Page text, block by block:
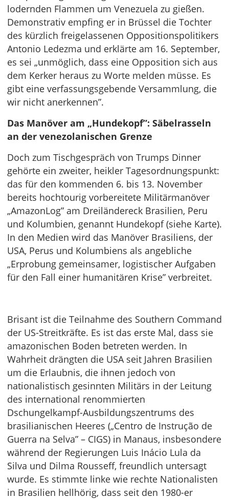
lodernden Flammen um Venezuela zu gießen.
Demonstrativ empfing er in Brüssel die Tochter
des kürzlich freigelassenen Oppositionspolitikers
Antonio Ledezma und erklärte am 16. September,
es sei „unmöglich, dass eine Opposition sich aus
dem Kerker heraus zu Worte melden müsse. Es
gibt eine verfassungsgebende Versammlung, die
wir nicht anerkennen”.
Das Manöver am „Hundekopf”: Säbelrasseln
an der venezolanischen Grenze
Doch zum Tischgespräch von Trumps Dinner
gehörte ein zweiter, heikler Tagesordnungspunkt:
das für den kommenden 6. bis 13. November
bereits hochtourig vorbereitete Militärmanöver
„AmazonLog” am Dreiländereck Brasilien, Peru
und Kolumbien, genannt Hundekopf (siehe Karte).
In den Medien wird das Manöver Brasiliens, der
USA, Perus und Kolumbiens als angebliche
„Erprobung gemeinsamer, logistischer Aufgaben
für den Fall einer humanitären Krise” verbreitet.
Brisant ist die Teilnahme des Southern Command
der US-Streitkräfte. Es ist das erste Mal, dass sie
amazonischen Boden betreten werden. In
Wahrheit drängten die USA seit Jahren Brasilien
um die Erlaubnis, die ihnen jedoch von
nationalistisch gesinnten Militärs in der Leitung
des international renommierten
Dschungelkampf-Ausbildungszentrums des
brasilianischen Heeres („Centro de Instrução de
Guerra na Selva” – CIGS) in Manaus, insbesondere
während der Regierungen Luis Inácio Lula da
Silva und Dilma Rousseff, freundlich untersagt
wurde. Es stimmte linke wie rechte Nationalisten
in Brasilien hellhörig, dass seit den 1980-er